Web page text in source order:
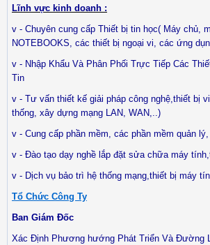
Lĩnh vực kinh doanh :
v - Chuyên cung cấp Thiết bị tin học( Máy chủ,
NOTEBOOKS, các thiết bị ngoại vi, các ứng
v - Nhập Khẩu Và Phân Phối Trực Tiếp Các
Tin
v - Tư vấn thiết kế giải pháp công nghệ,thiết bị
thống, xây dựng mạng LAN, WAN,..)
v - Cung cấp phần mềm, các phần mềm quản
v - Đào tạo dạy nghề lắp đặt sửa chữa máy
v - Dịch vụ bảo trì hệ thống mạng,thiết bị máy
Tổ Chức Công Ty
Ban Giám Đốc
Xác Định Phương hướng Phát Triển Và Đường